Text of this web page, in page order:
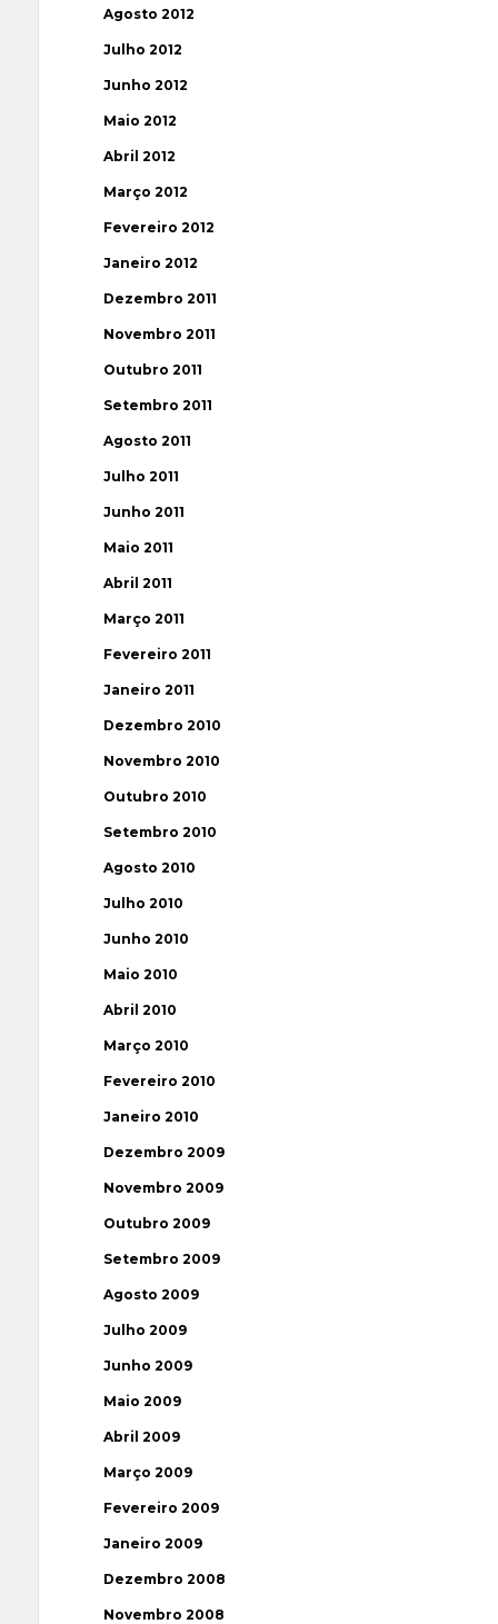
Agosto 2012
Julho 2012
Junho 2012
Maio 2012
Abril 2012
Março 2012
Fevereiro 2012
Janeiro 2012
Dezembro 2011
Novembro 2011
Outubro 2011
Setembro 2011
Agosto 2011
Julho 2011
Junho 2011
Maio 2011
Abril 2011
Março 2011
Fevereiro 2011
Janeiro 2011
Dezembro 2010
Novembro 2010
Outubro 2010
Setembro 2010
Agosto 2010
Julho 2010
Junho 2010
Maio 2010
Abril 2010
Março 2010
Fevereiro 2010
Janeiro 2010
Dezembro 2009
Novembro 2009
Outubro 2009
Setembro 2009
Agosto 2009
Julho 2009
Junho 2009
Maio 2009
Abril 2009
Março 2009
Fevereiro 2009
Janeiro 2009
Dezembro 2008
Novembro 2008